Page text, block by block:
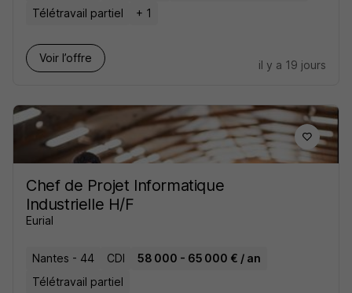
Télétravail partiel
+ 1
Voir l’offre
il y a 19 jours
Chef de Projet Informatique
Industrielle H/F
Eurial
Nantes - 44 CDI
58 000 - 65 000 € / an
Télétravail partiel